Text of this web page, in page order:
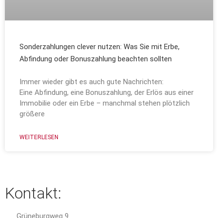
Sonderzahlungen clever nutzen: Was Sie mit Erbe,
Abfindung oder Bonuszahlung beachten sollten
Immer wieder gibt es auch gute Nachrichten:
Eine Abfindung, eine Bonuszahlung, der Erlös aus einer
Immobilie oder ein Erbe – manchmal stehen plötzlich
größere
WEITERLESEN
Kontakt: